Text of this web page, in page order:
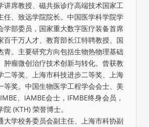
讲席教授、磁共振诊疗高端技术国家工
任、致远学院院长。中国医学科学院学
学部委员，国家重大数字医疗装备首席
百千万人才、教育部长江特聘教授、国
青。主要研究方向包括生物热物理基础
肿瘤微创治疗技术创新与转化。曾获教
二等奖、上海市科技进步二等奖、上海
等奖。中国生物医学工程学会会士、美
、IAMBE会士，IFMBE终身会员，
(KTH) 荣誉博士。
大学校务委员会副主任、上海市科协副